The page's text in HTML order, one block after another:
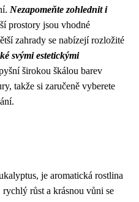
Nezapomeňte zohlednit i
prostory jsou vhodné
zahrady se nabízejí rozložité
svými estetickými
širokou škálou barev
takže si zaručeně vyberete
je aromatická rostlina
růst a krásnou vůni se